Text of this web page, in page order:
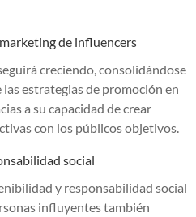
de influencers
creciendo, consolidándose
estrategias de promoción en
a su capacidad de crear
con los públicos objetivos.
social
y responsabilidad social
influyentes también